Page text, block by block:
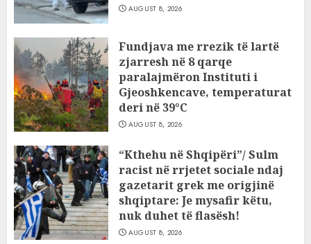
AUGUST 8, 2026
Fundjava me rrezik të lartë
zjarresh në 8 qarqe
paralajmëron Instituti i
Gjeoshkencave, temperaturat
deri në 39°C
AUGUST 8, 2026
“Kthehu në Shqipëri”/ Sulm
racist në rrjetet sociale ndaj
gazetarit grek me origjinë
shqiptare: Je mysafir këtu,
nuk duhet të flasësh!
AUGUST 8, 2026